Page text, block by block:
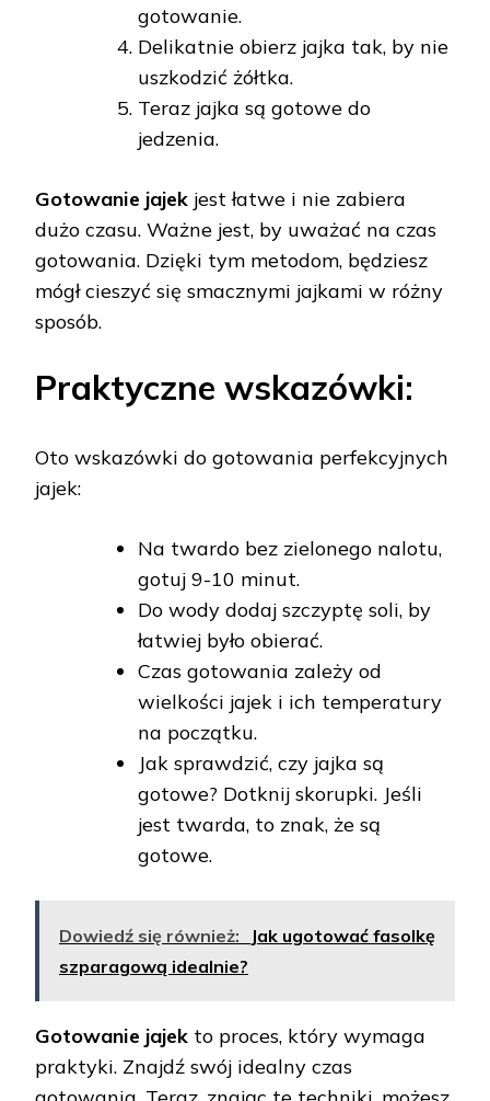
gotowanie.
Delikatnie obierz jajka tak, by nie
uszkodzić żółtka.
Teraz jajka są gotowe do
jedzenia.
Gotowanie jajek jest łatwe i nie zabiera
dużo czasu. Ważne jest, by uważać na czas
gotowania. Dzięki tym metodom, będziesz
mógł cieszyć się smacznymi jajkami w różny
sposób.
Praktyczne wskazówki:
Oto wskazówki do gotowania perfekcyjnych
jajek:
Na twardo bez zielonego nalotu,
gotuj 9-10 minut.
Do wody dodaj szczyptę soli, by
łatwiej było obierać.
Czas gotowania zależy od
wielkości jajek i ich temperatury
na początku.
Jak sprawdzić, czy jajka są
gotowe? Dotknij skorupki. Jeśli
jest twarda, to znak, że są
gotowe.
Dowiedź się również:
Jak ugotować fasolkę
szparagową idealnie?
Gotowanie jajek to proces, który wymaga
praktyki. Znajdź swój idealny czas